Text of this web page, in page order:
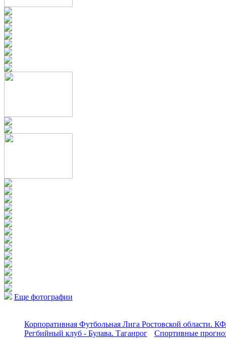
Еще фотографии
Корпоративная Футбольная Лига Ростовской области.
Регбийный клуб - Булава. Таганрог
Спортивные